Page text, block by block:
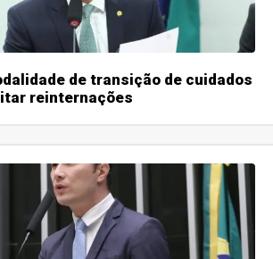
de transição de cuidados
reinternações